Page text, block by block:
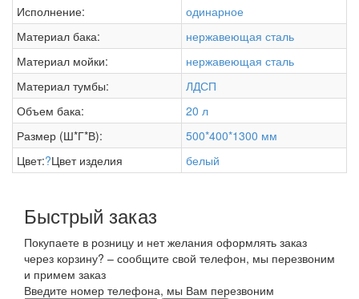
Исполнение:
одинарное
Материал бака:
нержавеющая сталь
Материал мойки:
нержавеющая сталь
Материал тумбы:
ЛДСП
Объем бака:
20 л
Размер (Ш*Г*В):
500*400*1300 мм
Цвет:?Цвет изделия белый
Быстрый заказ
Покупаете в розницу и нет желания оформлять заказ
через корзину? – сообщите свой телефон, мы перезвоним
и примем заказ
Введите номер телефона, мы Вам перезвоним